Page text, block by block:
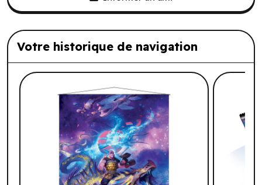
Votre historique de navigation
Liste de produits suggérés: Votre